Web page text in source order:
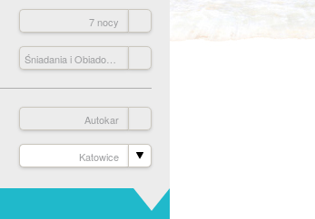
7 nocy
Autokar
Katowice